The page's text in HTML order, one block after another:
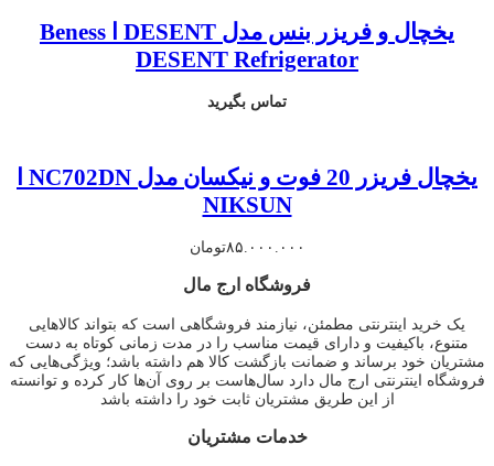
یخچال و فریزر بنس مدل DESENT ا Beness
DESENT Refrigerator
تماس بگیرید
NIKSUN
۸۵.۰۰۰.۰۰۰تومان
فروشگاه ارج مال
یک خرید اینترنتی مطمئن، نیازمند فروشگاهی است که بتواند کالاهایی
متنوع، باکیفیت و دارای قیمت مناسب را در مدت زمانی کوتاه به دست
مشتریان خود برساند و ضمانت بازگشت کالا هم داشته باشد؛ ویژگی‌هایی که
فروشگاه اینترنتی ارج مال دارد سال‌هاست بر روی آن‌ها کار کرده و توانسته
از این طریق مشتریان ثابت خود را داشته باشد
خدمات مشتریان